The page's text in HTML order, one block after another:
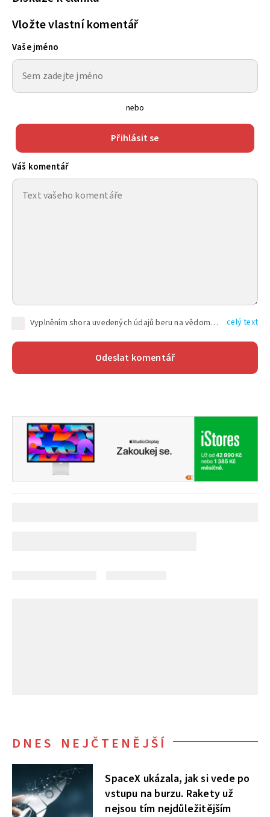
Vložte vlastní komentář
Vaše jméno
nebo
Přihlásit se
Váš komentář
Vyplněním shora uvedených údajů beru na vědomí, že společnost TEXT FACTORY s.r.o., sídlem Brno, Durďákova 336/29, Černá Pole, PSČ: 613 00, IČ: 06157831, zapsané u Krajského soudu v Brně, oddíl C, vložka 100399, bude zpracovávat mé osobní údaje uvedené v rámci mnou vyplněného registračního formuláře na základě oprávněných zájmů TEXT FACTORY s.r.o. dle čl. 6 odst. 1 písm. f) GDPR a pro splnění právních povinností (čl. 6 odst. 1 písm. c) GDPR), a to pro tyto účely: nezbytnost zajistit oprávnění návštěvníka webových stránek provozovaných společností TEXT FACTORY s.r.o. přispívat aktivně ke zveřejněným článkům nebo v rámci diskusních fór a výkon práv TEXT FACTORY s.r.o. jako administrátora těchto diskusních fór. Více informací o zpracování osobních údajů a právech lze nalézt v celý text
DNES NEJČTENĚJŠÍ
SpaceX ukázala, jak si vede po
vstupu na burzu. Rakety už
nejsou tím nejdůležitějším